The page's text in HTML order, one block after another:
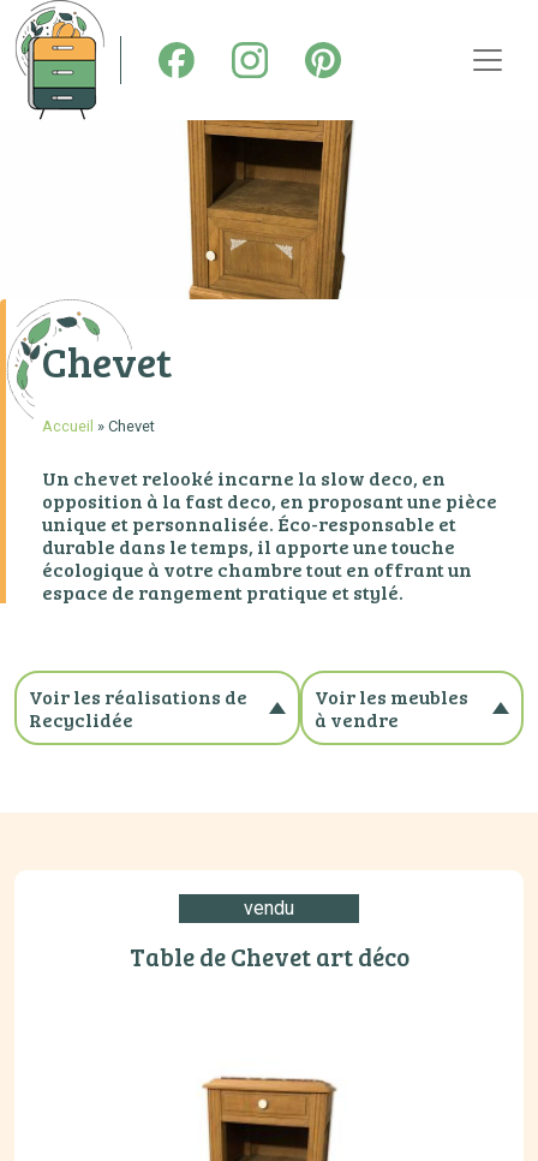
RELOOKING DE MEUBLES
TOUT SUR LA CUISINE
DÉCAPAGE
STOCK & INSPIRATIONS
SHOWROOM
Chevet
Accueil » Chevet
Un chevet relooké incarne la slow deco, en
opposition à la fast deco, en proposant une pièce
unique et personnalisée. Éco-responsable et
durable dans le temps, il apporte une touche
écologique à votre chambre tout en offrant un
espace de rangement pratique et stylé.
Voir les réalisations de
Recyclidée
Voir les meubles
à vendre
Meuble d'appoint
no_category
vendu
Table de Chevet art déco